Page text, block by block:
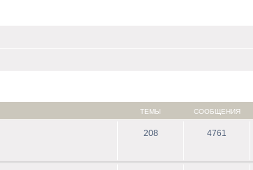
ТЕМЫ СООБЩЕНИЯ
208 4761